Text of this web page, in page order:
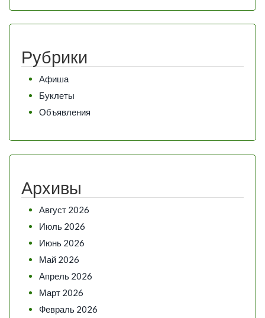
Рубрики
Афиша
Буклеты
Объявления
Архивы
Август 2026
Июль 2026
Июнь 2026
Май 2026
Апрель 2026
Март 2026
Февраль 2026